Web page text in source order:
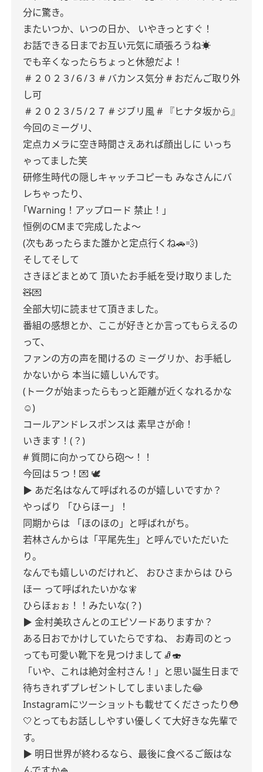
分に驚き。
またいつか、いつの日か、
いやきっとすぐ！
お話できる日までお互い元気に頑張ろうね☀️
でも辛くなったらちょっと休憩だよ！
# ２０２３/６/３ # バカンス気分# おだんご取り外
し可
# ２０２３/５/２７ # ジブリ風# 『ヒナタ坂から』
今回のミーグリ、
定点カメラに空き時間さえあれば顔出しに いっち
ゃってました笑
研修生時代の隠しキャッチコピーも みなさんにバ
レちゃったり、
｢Warning！アップロード 禁止！｣
恒例のCMまで完成したよ〜
(次もあったらまた誰かと定点行くね🚗💨)
そしてそして
さきほどまとめて 頂いたお手紙を受け取りました
🧸💌
全部大切に読ませて頂きました。
番組の感想とか、ここが好きとか言ってもらえるの
って、
ファンの方の声を聞けるの ミーグリか、お手紙し
かないから 本当に嬉しいんです。
(トークが始まったらもっと距離が近くなれるかな
☺️)
コールアンドレスポンスは 素早さが命！
いきます！(？)
# 質問に向かってひら砲〜！！
今回は５つ！💌 🕊
▶ あだ名はなんて呼ばれるのが嬉しいですか？
やっぱり 「ひらほー」！
同期からは 「ほのほの」と呼ばれがち。
若林さんからは「平尾先生」と呼んでいただいた
り。
なんでも嬉しいのだけれど、
おひさまからは ひら
ほー って呼ばれたいかな🧚
ひらほぉぉ！！みたいな(？)
▶ 金村美玖さんとのエピソードありますか？
ある日おでかけしていたらですね、
お寿司のとっ
っても可愛い靴下を見つけまして🧦🍣
「いや、これは絶対金村さん！」と思い誕生日まで
待ちきれずプレゼントしてしまいました😂
Instagramにツーショットも載せてくださったり😳
🤍とってもお話ししやすい優しくて大好きな先輩で
す。
▶ 明日世界が終わるなら、最後に食べるご飯はな